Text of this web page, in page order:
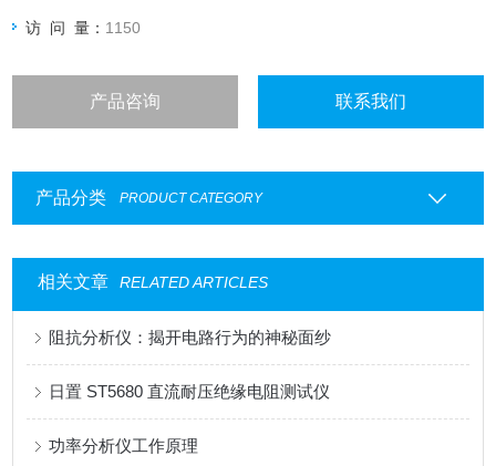
访 问 量： 1150
产品咨询 联系我们
产品分类 PRODUCT CATEGORY
相关文章 RELATED ARTICLES
阻抗分析仪：揭开电路行为的神秘面纱
日置 ST5680 直流耐压绝缘电阻测试仪
功率分析仪工作原理